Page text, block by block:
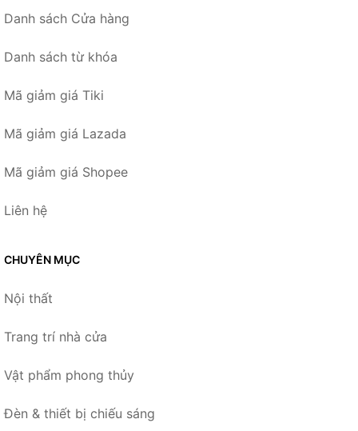
Danh sách Cửa hàng
Danh sách từ khóa
Mã giảm giá Tiki
Mã giảm giá Lazada
Mã giảm giá Shopee
Liên hệ
CHUYÊN MỤC
Nội thất
Trang trí nhà cửa
Vật phẩm phong thủy
Đèn & thiết bị chiếu sáng